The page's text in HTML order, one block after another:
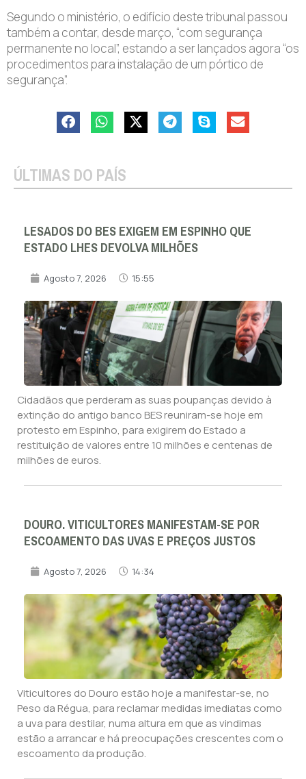
Segundo o ministério, o edifício deste tribunal passou
também a contar, desde março, “com segurança
permanente no local”, estando a ser lançados agora “os
procedimentos para instalação de um pórtico de
segurança”.
ÚLTIMAS DO PAÍS
LESADOS DO BES EXIGEM EM ESPINHO QUE
ESTADO LHES DEVOLVA MILHÕES
Agosto 7, 2026 15:55
Cidadãos que perderam as suas poupanças devido à
extinção do antigo banco BES reuniram-se hoje em
protesto em Espinho, para exigirem do Estado a
restituição de valores entre 10 milhões e centenas de
milhões de euros.
DOURO. VITICULTORES MANIFESTAM-SE POR
ESCOAMENTO DAS UVAS E PREÇOS JUSTOS
Agosto 7, 2026 14:34
Viticultores do Douro estão hoje a manifestar-se, no
Peso da Régua, para reclamar medidas imediatas como
a uva para destilar, numa altura em que as vindimas
estão a arrancar e há preocupações crescentes com o
escoamento da produção.